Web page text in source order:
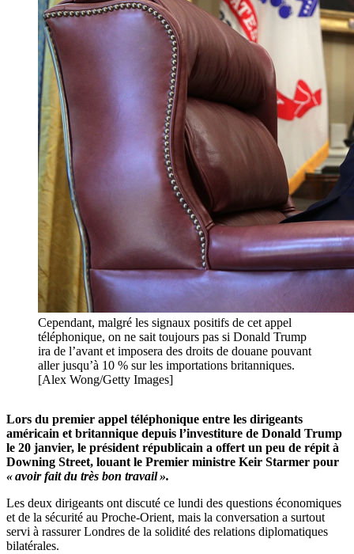
Cependant, malgré les signaux positifs de cet appel
téléphonique, on ne sait toujours pas si Donald Trump
ira de l’avant et imposera des droits de douane pouvant
aller jusqu’à 10 % sur les importations britanniques.
[Alex Wong/Getty Images]
Lors du premier appel téléphonique entre les dirigeants
américain et britannique depuis l’investiture de Donald Trump
le 20 janvier, le président républicain a offert un peu de répit à
Downing Street, louant le Premier ministre Keir Starmer pour
« avoir fait du très bon travail ».
Les deux dirigeants ont discuté ce lundi des questions économiques
et de la sécurité au Proche-Orient, mais la conversation a surtout
servi à rassurer Londres de la solidité des relations diplomatiques
bilatérales.